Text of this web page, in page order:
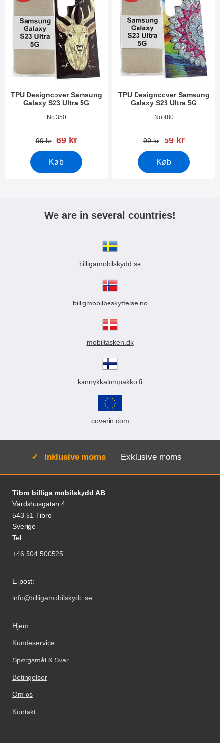
TPU Designcover Samsung
Galaxy S23 Ultra 5G
Varenr 47536No 350
pris
99 kr pris
69 kr
Køb
TPU Designcover Samsung
Galaxy S23 Ultra 5G
Varenr 47535No 480
pris
99 kr pris
59 kr
Køb
We are in several countries!
billigamobilskydd.se
billigmobilbeskyttelse.no
mobiltasken.dk
kannykkalompakko.fi
coverin.com
Aktiv:
Inklusive moms Exklusive moms
Fodnoter Blandede oplysninger og links
Tibro billiga mobilskydd AB
Värdshusgatan 4
543 51 Tibro
Sverige
Tel:
+46 504 500525
E-post:
info@billigamobilskydd.se
Hjem
Kundeservice
Spørgsmål & Svar
Betingelser
Om os
Kontakt